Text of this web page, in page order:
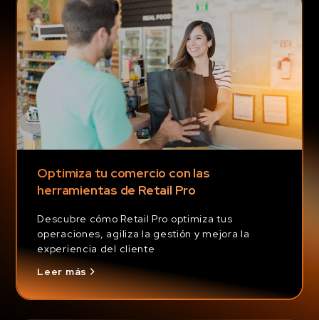
Optimiza tu comercio con las
herramientas de Retail Pro
Descubre cómo Retail Pro optimiza tus
operaciones, agiliza la gestión y mejora la
experiencia del cliente
Leer más